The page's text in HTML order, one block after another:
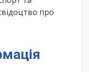
про